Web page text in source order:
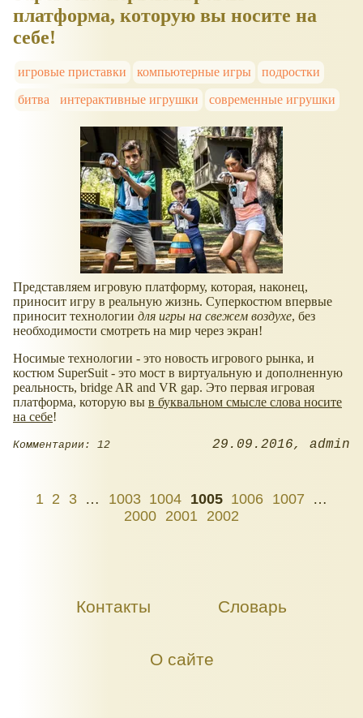
платформа, которую вы носите на
себе!
игровые приставки компьютерные игры
подростки
битва
интерактивные игрушки современные игрушки
Представляем игровую платформу, которая, наконец,
приносит игру в реальную жизнь. Суперкостюм впервые
приносит технологии для игры на свежем воздухе, без
необходимости смотреть на мир через экран!
Носимые технологии - это новость игрового рынка, и
костюм SuperSuit - это мост в виртуальную и дополненную
реальность, bridge AR and VR gap. Это первая игровая
платформа, которую вы в буквальном смысле слова носите
на себе!
Комментарии: 12 29.09.2016 admin
1 2 3 … 1003 1004 1005 1006 1007
…
2000 2001 2002
Контакты Словарь
О сайте